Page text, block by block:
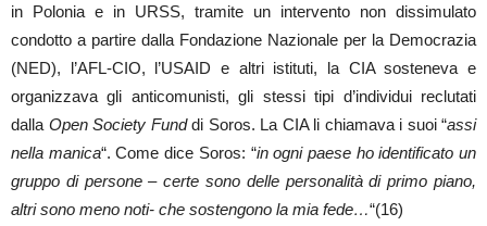
in Polonia e in URSS, tramite un intervento non dissimulato
condotto a partire dalla Fondazione Nazionale per la Democrazia
(NED), l’AFL-CIO, l’USAID e altri istituti, la CIA sosteneva e
organizzava gli anticomunisti, gli stessi tipi d’individui reclutati
dalla Open Society Funddi Soros. La CIA li chiamava i suoi “assi
nella manica“. Come dice Soros: “in ogni paese ho identificato un
gruppo di persone – certe sono delle personalità di primo piano,
altri sono meno noti- che sostengono la mia fede…“(16)